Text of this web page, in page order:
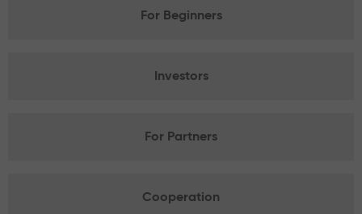
For Beginners
Investors
For Partners
Cooperation